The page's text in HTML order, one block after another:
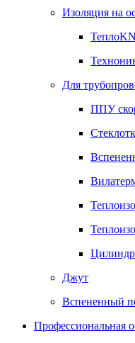
Изоляция на
Для
ППУ
Джут
Вспененный
Профессиональная